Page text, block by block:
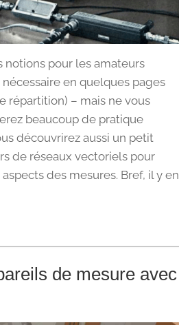
notions pour les amateurs
en quelques pages
répartition) – mais ne vous
beaucoup de pratique
découvrirez aussi un petit
de réseaux vectoriels pour
des mesures. Bref, il y en
de mesure avec